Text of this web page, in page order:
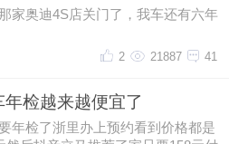
家奥迪4S店关门了，我车还有六年
养正常做，但得去杭州。我
41
21887
2
年检越来越便宜了
年检了浙里办上预约看到价格都是